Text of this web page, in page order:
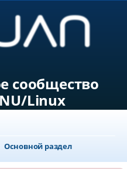
сообщество
Linux
Основной раздел